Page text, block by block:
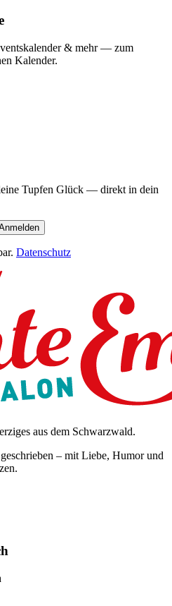
& mehr — zum
Kalender.
Tupfen Glück — direkt in dein
Datenschutz
aus dem Schwarzwald.
– mit Liebe, Humor und